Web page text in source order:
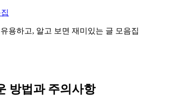
용하고, 알고 보면 재미있는 글 모음집
방법과 주의사항